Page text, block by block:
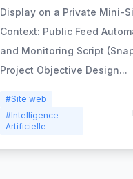
Display on a Private Mini-
Context: Public Feed
and Monitoring Script
Project Objective Design...
#Site web
#Intelligence
Artificielle